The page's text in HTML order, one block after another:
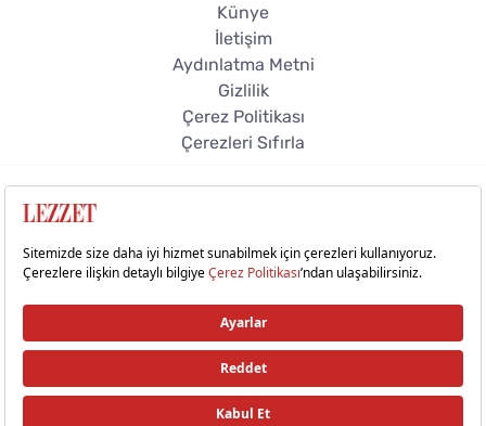
Künye
İletişim
Aydınlatma Metni
Gizlilik
Çerez Politikası
Çerezleri Sıfırla
© 2026 Lezzet Online. Tüm hakları saklıdır.